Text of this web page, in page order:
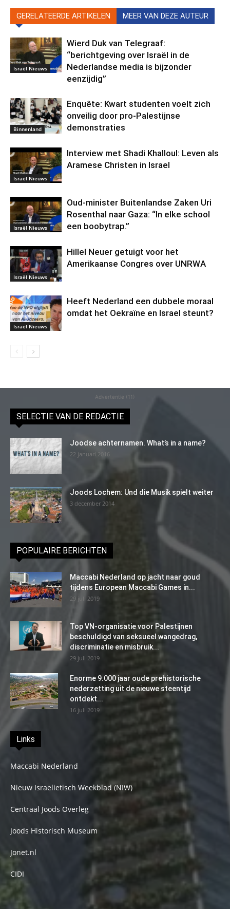
GERELATEERDE ARTIKELEN MEER VAN DEZE AUTEUR
Israël Nieuws
Wierd Duk van Telegraaf:
“berichtgeving over Israël in de
Nederlandse media is bijzonder
eenzijdig”
Binnenland
Enquête: Kwart studenten voelt zich
onveilig door pro-Palestijnse
demonstraties
Israël Nieuws
Interview met Shadi Khalloul: Leven als
Aramese Christen in Israel
Israël Nieuws
Oud-minister Buitenlandse Zaken Uri
Rosenthal naar Gaza: “In elke school
een boobytrap.”
Israël Nieuws
Hillel Neuer getuigt voor het
Amerikaanse Congres over UNRWA
Israël Nieuws
Heeft Nederland een dubbele moraal
omdat het Oekraïne en Israel steunt?
Advertentie (11)
SELECTIE VAN DE REDACTIE
Joodse achternamen. What’s in a name?
22 januari 2016
Joods Lochem: Und die Musik spielt weiter
3 december 2014
POPULAIRE BERICHTEN
Maccabi Nederland op jacht naar goud
tijdens European Maccabi Games in...
29 juli 2019
Top VN-organisatie voor Palestijnen
beschuldigd van seksueel wangedrag,
discriminatie en misbruik...
29 juli 2019
Enorme 9.000 jaar oude prehistorische
nederzetting uit de nieuwe steentijd
ontdekt...
16 juli 2019
Links
Maccabi Nederland
Nieuw Israelietisch Weekblad (NIW)
Centraal Joods Overleg
Joods Historisch Museum
Jonet.nl
CIDI